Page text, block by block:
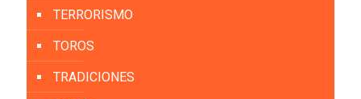
TERRORISMO
TOROS
TRADICIONES